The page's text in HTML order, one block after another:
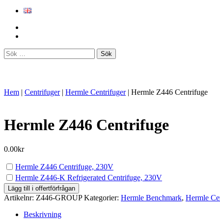
Sök
efter:
Hem | Centrifuger | Hermle Centrifuger | Hermle Z446 Centrifuge
Hermle Z446 Centrifuge
0.00kr
Köp
en
av
Hermle
Z446
Centrifuge,
Hermle Z446 Centrifuge, 230V
Köp
en
av
Hermle
Z446-
Hermle Z446-K Refrigerated Centrifuge, 230V
Lägg till i offertförfrågan
Artikelnr: Z446-GROUP Kategorier: Hermle Benchmark, Hermle
Beskrivning